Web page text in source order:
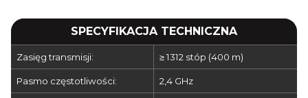
SPECYFIKACJA TECHNICZNA
Zasięg transmisji: ≥ 1312 stóp (400 m)
Pasmo częstotliwości: 2,4 GHz